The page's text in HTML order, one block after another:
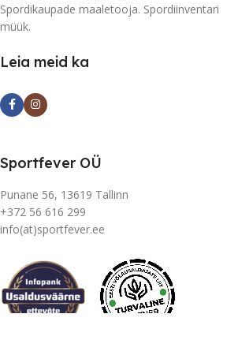
Spordikaupade maaletooja. Spordiinventari
müük.
Leia meid ka
Sportfever OÜ
Punane 56, 13619 Tallinn
+372 56 616 299
info(at)sportfever.ee